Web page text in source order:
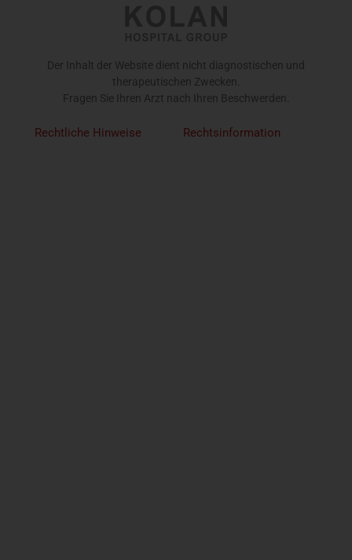
Der Inhalt der Website dient nicht diagnostischen und
therapeutischen Zwecken.
Fragen Sie Ihren Arzt nach Ihren Beschwerden.
Rechtliche Hinweise Rechtsinformation